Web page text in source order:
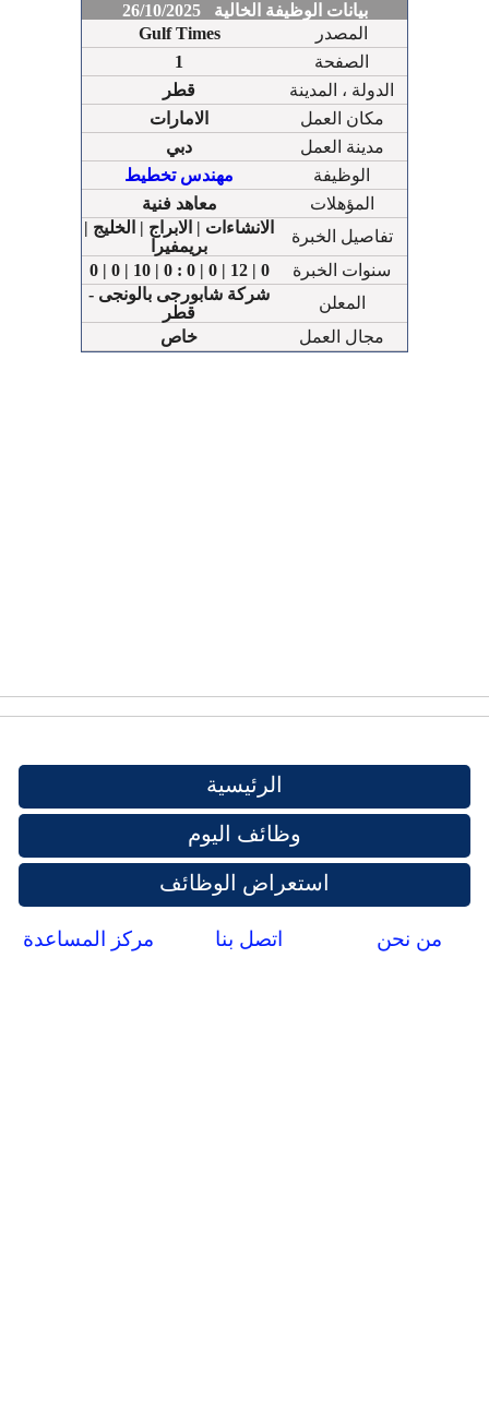
بيانات الوظيفة الخالية 26/10/2025
Gulf Times
المصدر
1
الصفحة
قطر
الدولة ، المدينة
الامارات
مكان العمل
دبي
مدينة العمل
مهندس تخطيط
الوظيفة
معاهد فنية
المؤهلات
الانشاءات | الابراج | الخليج |
بريمفيرا
تفاصيل الخبرة
0 | 0 | 10 | 0 : 0 | 0 | 12 | 0
سنوات الخبرة
شركة شابورجى بالونجى -
قطر
المعلن
خاص
مجال العمل
الرئيسية
وظائف اليوم
استعراض الوظائف
من نحن اتصل بنا مركز المساعدة